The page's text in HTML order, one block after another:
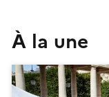
À la une